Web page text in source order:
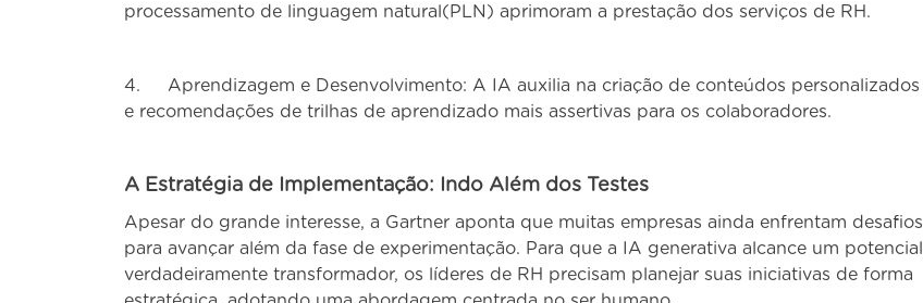
processamento de linguagem natural(PLN) aprimoram a prestação dos serviços de RH.
4. Aprendizagem e Desenvolvimento: A IA auxilia na criação de conteúdos personalizados
e recomendações de trilhas de aprendizado mais assertivas para os colaboradores.
A Estratégia de Implementação: Indo Além dos Testes
Apesar do grande interesse, a Gartner aponta que muitas empresas ainda enfrentam desafios
para avançar além da fase de experimentação. Para que a IA generativa alcance um potencial
verdadeiramente transformador, os líderes de RH precisam planejar suas iniciativas de forma